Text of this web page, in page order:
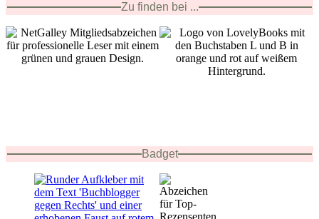
Zu finden bei ...
Badget